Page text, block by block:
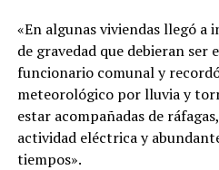
«En algunas viviendas llegó a
de gravedad que debieran ser
funcionario comunal y
meteorológico por lluvia y
estar acompañadas de
actividad eléctrica y
tiempos».